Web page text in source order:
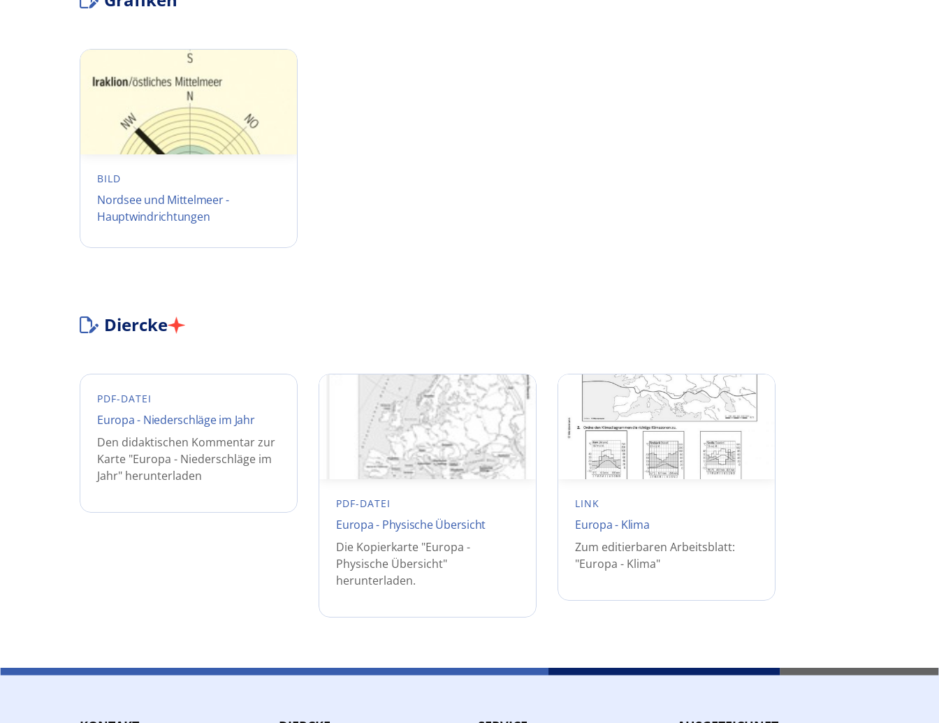
BILD
Nordsee und Mittelmeer -
Hauptwindrichtungen
Diercke
PDF-DATEI
Europa - Niederschläge im Jahr
Den didaktischen Kommentar zur
Karte "Europa - Niederschläge im
Jahr" herunterladen
PDF-DATEI
Europa - Physische Übersicht
Die Kopierkarte "Europa -
Physische Übersicht"
herunterladen.
LINK
Europa - Klima
Zum editierbaren Arbeitsblatt:
"Europa - Klima"